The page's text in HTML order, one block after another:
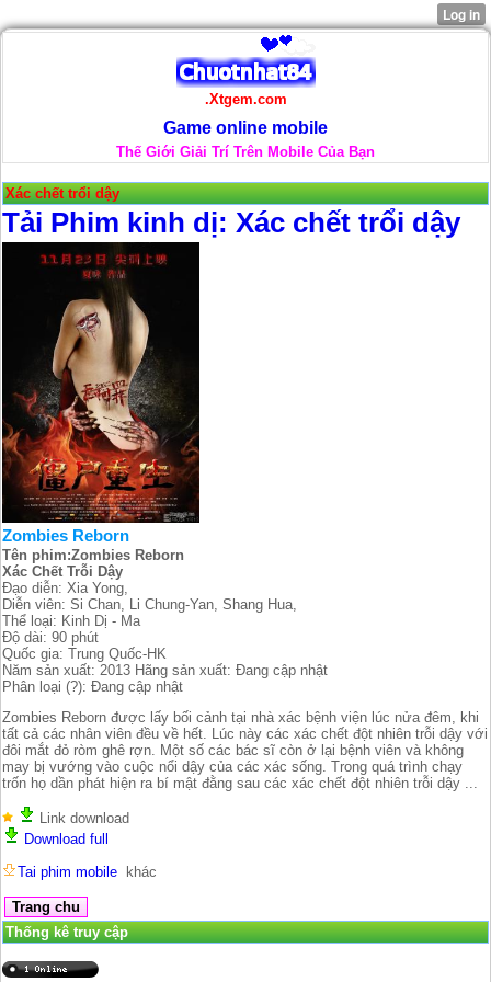
.Xtgem.com
Game online mobile
Thế Giới Giải Trí Trên Mobile Của Bạn
Xác chết trổi dậy
Tải Phim kinh dị: Xác chết trổi dậy
Zombies Reborn
Tên phim:Zombies Reborn
Xác Chết Trỗi Dậy
Đạo diễn: Xia Yong,
Diễn viên: Si Chan, Li Chung-Yan, Shang Hua,
Thể loại: Kinh Dị - Ma
Độ dài: 90 phút
Quốc gia: Trung Quốc-HK
Năm sản xuất: 2013 Hãng sản xuất: Đang cập nhật
Phân loại (?): Đang cập nhật
Zombies Reborn được lấy bối cảnh tại nhà xác bệnh viện lúc nửa đêm, khi
tất cả các nhân viên đều về hết. Lúc này các xác chết đột nhiên trỗi dậy với
đôi mắt đỏ ròm ghê rợn. Một số các bác sĩ còn ở lại bệnh viên và không
may bị vướng vào cuộc nổi dậy của các xác sống. Trong quá trình chạy
trốn họ dần phát hiện ra bí mật đằng sau các xác chết đột nhiên trỗi dậy ...
Link download
Download full
Tai phim mobile
khác
Thống kê truy cập